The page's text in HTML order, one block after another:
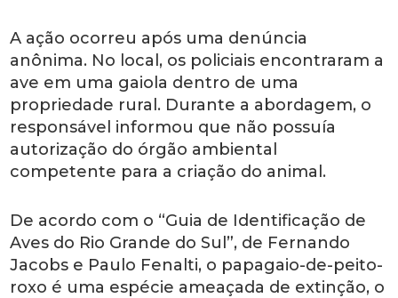
A ação ocorreu após uma denúncia
anônima. No local, os policiais encontraram a
ave em uma gaiola dentro de uma
propriedade rural. Durante a abordagem, o
responsável informou que não possuía
autorização do órgão ambiental
competente para a criação do animal.
De acordo com o “Guia de Identificação de
Aves do Rio Grande do Sul”, de Fernando
Jacobs e Paulo Fenalti, o papagaio-de-peito-
roxo é uma espécie ameaçada de extinção, o